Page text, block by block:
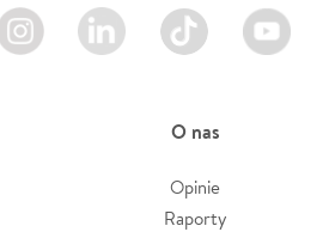
Instagram LinkedIn TikTok Youtube
O nas
Opinie
Raporty